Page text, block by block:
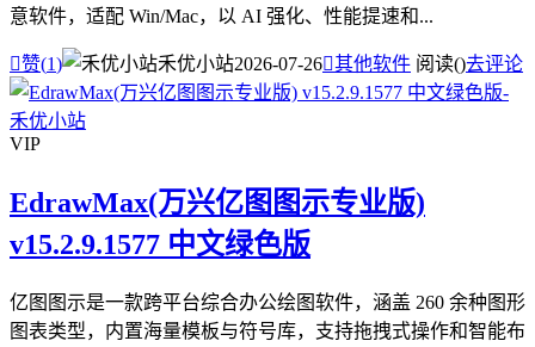
意软件，适配 Win/Mac，以 AI 强化、性能提速和...
赞(1) 禾优小站2026-07-26其他软件 阅读()去评论
VIP
EdrawMax(万兴亿图图示专业版)
v15.2.9.1577 中文绿色版
亿图图示是一款跨平台综合办公绘图软件，涵盖 260 余种图形
图表类型，内置海量模板与符号库，支持拖拽式操作和智能布